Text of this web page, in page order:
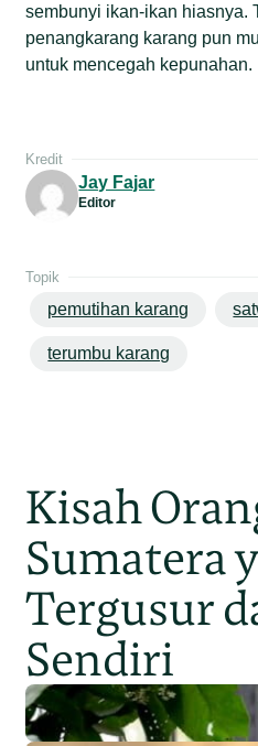
sembunyi ikan-ikan hiasnya.
penangkarang karang pun
untuk mencegah kepunahan.
Kredit
Jay Fajar
Editor
Topik
pemutihan karang
terumbu karang
Kisah
Sumatera
Tergusur
Sendiri